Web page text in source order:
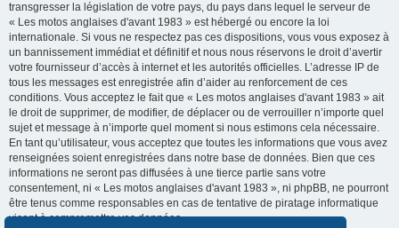
transgresser la législation de votre pays, du pays dans lequel le serveur de
« Les motos anglaises d'avant 1983 » est hébergé ou encore la loi
internationale. Si vous ne respectez pas ces dispositions, vous vous exposez à
un bannissement immédiat et définitif et nous nous réservons le droit d’avertir
votre fournisseur d’accès à internet et les autorités officielles. L’adresse IP de
tous les messages est enregistrée afin d’aider au renforcement de ces
conditions. Vous acceptez le fait que « Les motos anglaises d'avant 1983 » ait
le droit de supprimer, de modifier, de déplacer ou de verrouiller n’importe quel
sujet et message à n’importe quel moment si nous estimons cela nécessaire.
En tant qu’utilisateur, vous acceptez que toutes les informations que vous avez
renseignées soient enregistrées dans notre base de données. Bien que ces
informations ne seront pas diffusées à une tierce partie sans votre
consentement, ni « Les motos anglaises d'avant 1983 », ni phpBB, ne pourront
être tenus comme responsables en cas de tentative de piratage informatique
visant à compromettre vos données.